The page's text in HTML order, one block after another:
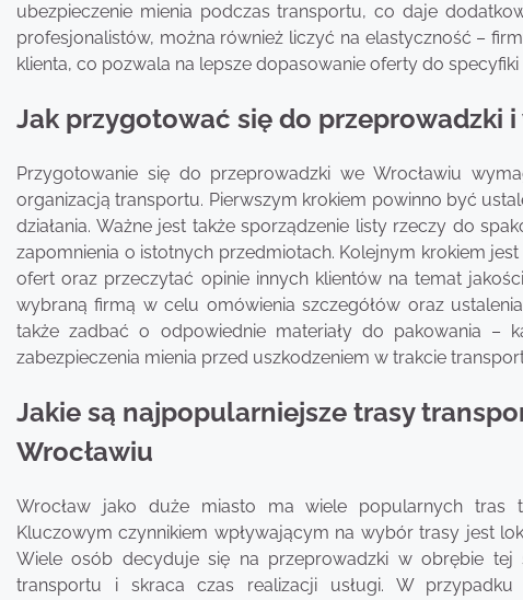
ubezpieczenie mienia podczas transportu, co daje
profesjonalistów, można również liczyć na elastyczność –
klienta, co pozwala na lepsze dopasowanie oferty do
Jak przygotować się do przeprowadzki
Przygotowanie się do przeprowadzki we Wrocławiu
organizacją transportu. Pierwszym krokiem powinno być
działania. Ważne jest także sporządzenie listy rzeczy do
zapomnienia o istotnych przedmiotach. Kolejnym krokiem
ofert oraz przeczytać opinie innych klientów na temat
wybraną firmą w celu omówienia szczegółów oraz
także zadbać o odpowiednie materiały do pakowania –
zabezpieczenia mienia przed uszkodzeniem w trakcie
Jakie są najpopularniejsze trasy
Wrocławiu
Wrocław jako duże miasto ma wiele popularnych tras
Kluczowym czynnikiem wpływającym na wybór trasy jest
Wiele osób decyduje się na przeprowadzki w obrębie tej
transportu i skraca czas realizacji usługi. W